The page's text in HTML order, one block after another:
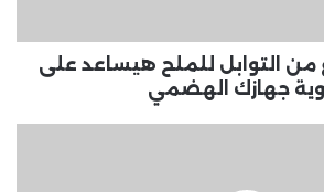
من التوابل للملح هيساعد على
جهازك الهضمي